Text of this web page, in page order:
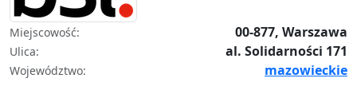
Miejscowość: 00-877, Warszawa
Ulica: al. Solidarności 171
Województwo: mazowieckie